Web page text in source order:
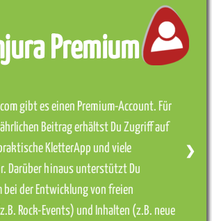
Premium
gibt es einen Premium-Account. Für
Beitrag erhältst Du Zugriff auf
KletterApp und viele
Darüber hinaus unterstützt Du
bei der Entwicklung von freien
Rock-Events) und Inhalten (z.B. neue
❯